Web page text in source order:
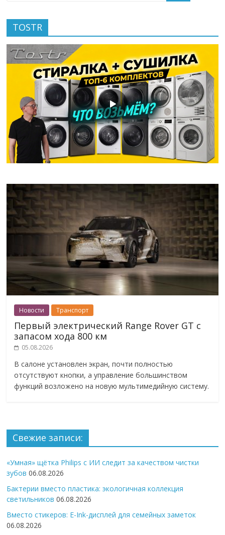
TOSTR
Новости Транспорт
Первый электрический Range Rover GT с
запасом хода 800 км
05.08.2026
В салоне установлен экран, почти полностью
отсутствуют кнопки, а управление большинством
функций возложено на новую мультимедийную систему.
Свежие записи:
«Умная» щётка Philips с ИИ следит за качеством чистки
зубов 06.08.2026
Бактерии вместо пластика: экологичная коллекция
светильников 06.08.2026
Вместо стикеров: E-Ink-дисплей для семейных заметок
06.08.2026